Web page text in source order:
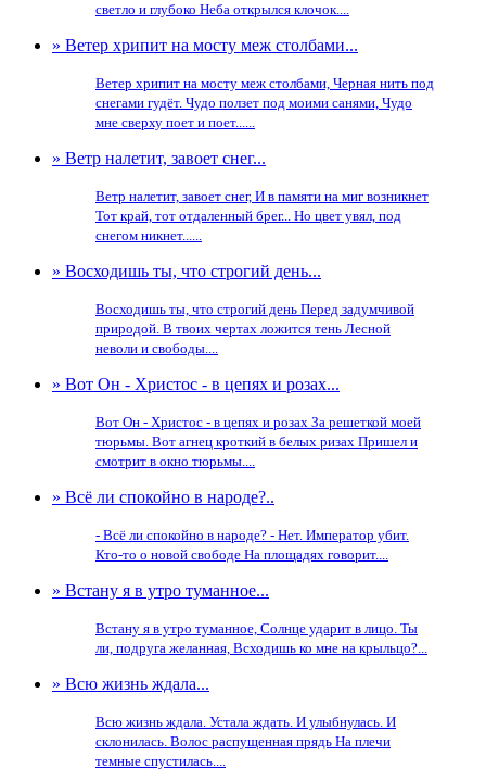
светло и глубоко Неба открылся клочок....
» Ветер хрипит на мосту меж столбами...
Ветер хрипит на мосту меж столбами, Черная нить под
снегами гудёт. Чудо ползет под моими санями, Чудо
мне сверху поет и поет......
» Ветр налетит, завоет снег...
Ветр налетит, завоет снег, И в памяти на миг возникнет
Тот край, тот отдаленный брег... Но цвет увял, под
снегом никнет......
» Восходишь ты, что строгий день...
Восходишь ты, что строгий день Перед задумчивой
природой. В твоих чертах ложится тень Лесной
неволи и свободы....
» Вот Он - Христос - в цепях и розах...
Вот Он - Христос - в цепях и розах За решeткой моей
тюрьмы. Вот агнец кроткий в белых ризах Пришeл и
смотрит в окно тюрьмы....
» Всё ли спокойно в народе?..
- Всё ли спокойно в народе? - Нет. Император убит.
Кто-то о новой свободе На площадях говорит....
» Встану я в утро туманное...
Встану я в утро туманное, Солнце ударит в лицо. Ты
ли, подруга желанная, Всходишь ко мне на крыльцо?...
» Всю жизнь ждала...
Всю жизнь ждала. Устала ждать. И улыбнулась. И
склонилась. Волос распущенная прядь На плечи
темные спустилась....